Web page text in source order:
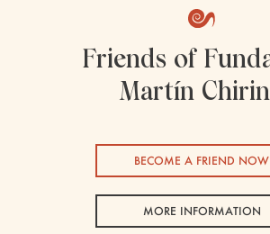
Friends of
Martín
BECOME A FRIEND NOW
MORE INFORMATION